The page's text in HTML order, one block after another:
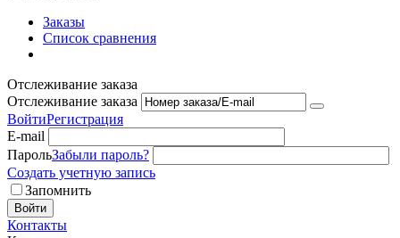
Заказы
Список сравнения
Отслеживание заказа
Отслеживание заказа
ВойтиРегистрация
E-mail
ПарольЗабыли пароль?
Создать учетную запись
Запомнить
Войти
Контакты